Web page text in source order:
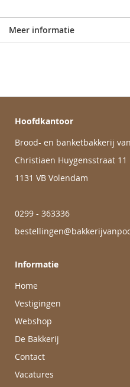
Meer informatie
Hoofdkantoor
Brood- en banketbakkerij
Christiaen Huygensstraat 11
1131 VB Volendam
0299 - 363336
Informatie
Home
Vestigingen
Webshop
De Bakkerij
Contact
Vacatures